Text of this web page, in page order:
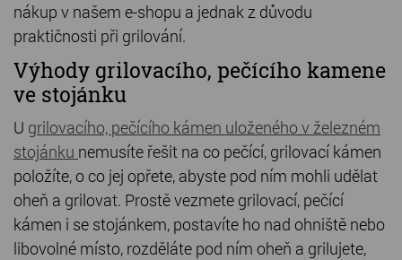
nákup v našem e-shopu a jednak z důvodu
praktičnosti při grilování.
Výhody grilovacího, pečícího kamene
ve stojánku
U grilovacího, pečícího kámen uloženého v železném
stojánku nemusíte řešit na co pečící, grilovací kámen
položíte, o co jej opřete, abyste pod ním mohli udělat
oheň a grilovat. Prostě vezmete grilovací, pečící
kámen i se stojánkem, postavíte ho nad ohniště nebo
libovolné místo, rozděláte pod ním oheň a grilujete,